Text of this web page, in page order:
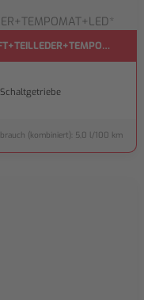
Schaltgetriebe
(kombiniert): 5,0 l/100 km